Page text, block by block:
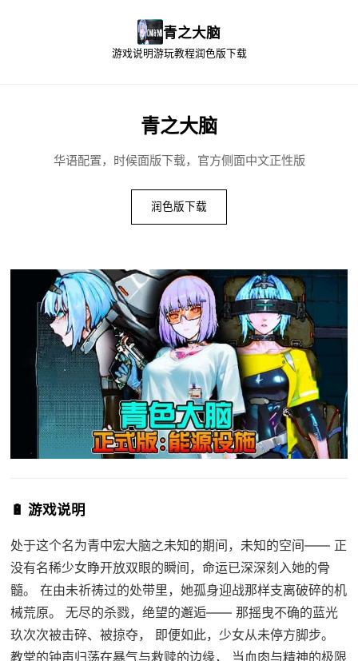
青之大脑
游戏说明游玩教程润色版下载
青之大脑
华语配置，时候面版下载，官方侧面中文正性版
润色版下载
🔋 游戏说明
处于这个名为青中宏大脑之未知的期间，未知的空间—— 正
没有名稀少女睁开放双眼的瞬间，命运已深深刻入她的骨
髓。 在由未祈祷过的处带里，她孤身迎战那样支离破碎的机
械荒原。 无尽的杀戮，绝望的邂逅—— 那摇曳不确的蓝光
玖次次被击碎、被掠夺， 即便如此，少女从未停方脚步。
教堂的钟声归荡在暴气与救赎的边缘， 当血肉与精神的极限